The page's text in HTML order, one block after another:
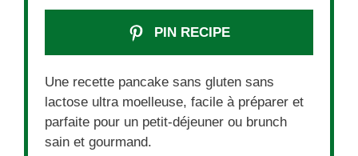
PIN RECIPE
Une recette pancake sans gluten sans
lactose ultra moelleuse, facile à préparer et
parfaite pour un petit-déjeuner ou brunch
sain et gourmand.